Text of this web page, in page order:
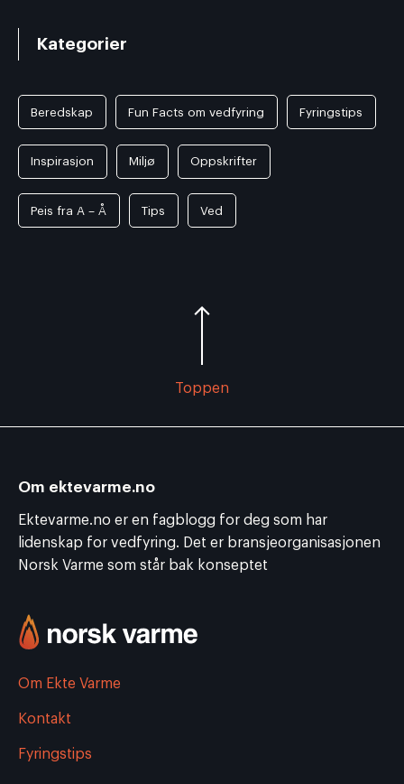
Kategorier
Beredskap Fun Facts om vedfyring Fyringstips
Inspirasjon Miljø Oppskrifter
Peis fra A – Å Tips Ved
Toppen
Om ektevarme.no
Ektevarme.no er en fagblogg for deg som har
lidenskap for vedfyring. Det er bransjeorganisasjonen
Norsk Varme som står bak konseptet
Om Ekte Varme
Kontakt
Fyringstips